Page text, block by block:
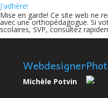
J'adhère!
Mise en garde! Ce site web ne
avec une orthopédagogue. Si
scolaires, SVP, consultez
Webdesigner
Michèle Potvin